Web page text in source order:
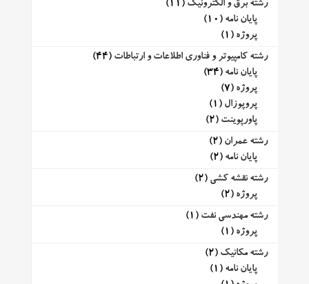
رشته برق و الکترونیک (11)
پایان نامه (10)
پروژه (1)
رشته کامپیوتر و فناوری اطلاعات و ارتباطات (44)
پایان نامه (34)
پروژه (7)
پروپوزال (1)
پاورپوینت (2)
رشته عمران (2)
پایان نامه (2)
رشته نقشه کشی (2)
پروژه (2)
رشته مهندسی نفت (1)
پروژه (1)
رشته مکانیک (2)
پایان نامه (1)